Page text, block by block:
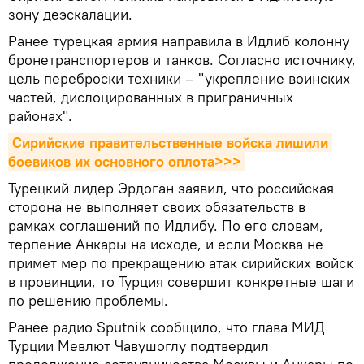
зону деэскалации.
Ранее турецкая армия направила в Идлиб колонну
бронетранспортеров и танков. Согласно источнику,
цель переброски техники – "укрепление воинских
частей, дислоцированных в приграничных
районах".
Сирийские правительственные войска лишили
боевиков их основного оплота>>>
Турецкий лидер Эрдоган заявил, что российская
сторона не выполняет своих обязательств в
рамках соглашений по Идлибу. По его словам,
терпение Анкары на исходе, и если Москва не
примет мер по прекращению атак сирийских войск
в провинции, то Турция совершит конкретные шаги
по решению проблемы.
Ранее радио Sputnik сообщило, что глава МИД
Турции Мевлют Чавушоглу подтвердил